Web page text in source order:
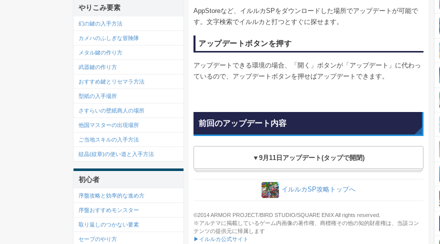
AppStoreなど、イルルカSPをダウンロードした場所でアップデートが可能で
す。文字検索でイルルカと打つとすぐに探せます。
アップデートボタンを押す
アップデートできる環境の場合、「開く」ボタンが「アップデート」に代わっ
ているので、アップデートボタンを押せばアップデートできます。
前回のアップデート内容
▼9月11日アップデート(タップで開閉)
イルルカSP攻略トップへ
©2014 ARMOR PROJECT/BIRD STUDIO/SQUARE ENIX All rights reserved.
※アルテマに掲載しているゲーム内画像の著作権、商標権その他の知的財産権は、当該コン
テンツの提供元に帰属します
▶イルルカ公式サイト
やりこみ要素
幻の鍵の入手方法
カメハのふしぎな冒険隊
メタル鍵の作り方
武器鍵の作り方
おすすめ鍵とリセマラ方法
型紙の入手場所
さすらいの壁紙商人の場所
他国マスターの出現場所
ご当地スキルの入手方法
紋晶(紋章)の使い道と入手方法
初心者
序盤攻略と効率的な進め方
序盤おすすめモンスター
取り返しのつかない要素
セーブのやり方